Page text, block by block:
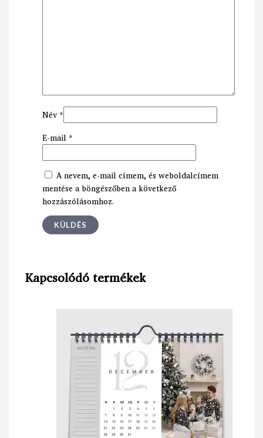
Név *
E-mail *
A nevem, e-mail címem, és weboldalcímem
mentése a böngészőben a következő
hozzászólásomhoz.
Kapcsolódó termékek